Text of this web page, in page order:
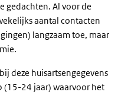
gedachten. Al voor de
aantal contacten
langzaam toe, maar
deze huisartsengegevens
(15-24 jaar) waarvoor het